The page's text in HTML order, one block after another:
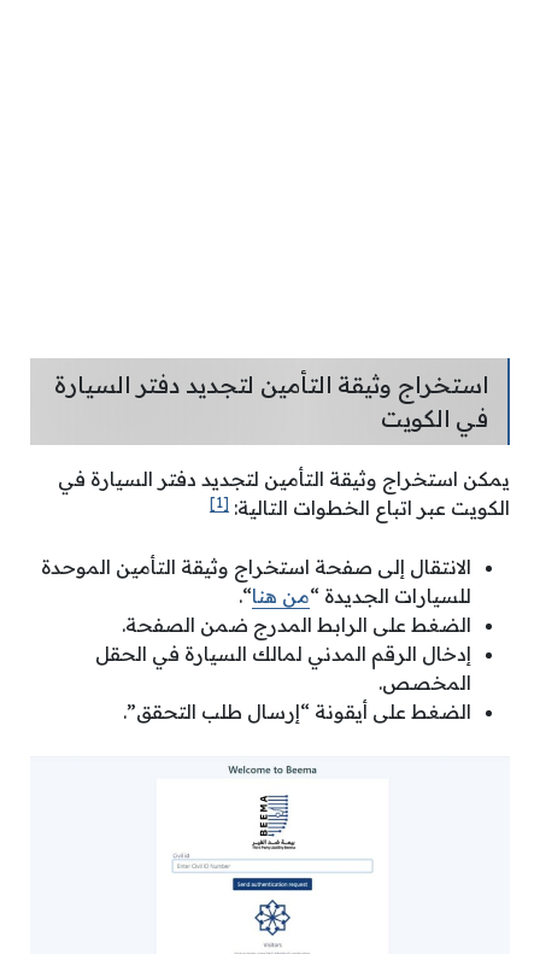
استخراج وثيقة التأمين لتجديد دفتر السيارة
في الكويت
يمكن استخراج وثيقة التأمين لتجديد دفتر السيارة في
الكويت عبر اتباع الخطوات التالية: [1]
الانتقال إلى صفحة استخراج وثيقة التأمين الموحدة
للسيارات الجديدة “من هنا“.
الضغط على الرابط المدرج ضمن الصفحة.
إدخال الرقم المدني لمالك السيارة في الحقل
المخصص.
الضغط على أيقونة “إرسال طلب التحقق”.